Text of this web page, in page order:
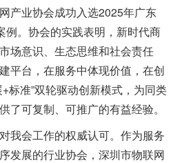
产业协会成功入选2025年广东
例。协会的实践表明，新时代商
场意识、生态思维和社会责任
平台，在服务中体现价值，在创
标准”双轮驱动创新模式，为同类
了可复制、可推广的有益经验。
我会工作的权威认可。作为服务
发展的行业协会，深圳市物联网